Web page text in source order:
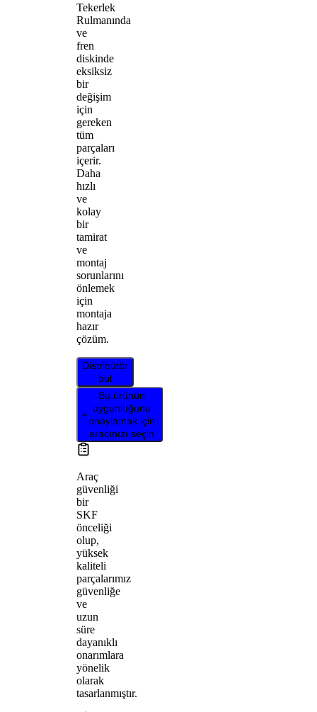
Tekerlek
Rulmanında
ve
fren
diskinde
eksiksiz
bir
değişim
için
gereken
tüm
parçaları
içerir.
Daha
hızlı
ve
kolay
bir
tamirat
ve
montaj
sorunlarını
önlemek
için
montaja
hazır
çözüm.
Distribütör
bul
Bu ürünün
uygunluğunu
onaylamak için
aracınızı seçin
Araç
güvenliği
bir
SKF
önceliği
olup,
yüksek
kaliteli
parçalarımız
güvenliğe
ve
uzun
süre
dayanıklı
onarımlara
yönelik
olarak
tasarlanmıştır.